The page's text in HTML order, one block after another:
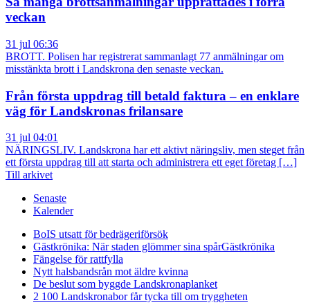
veckan
31 jul 06:36
BROTT. Polisen har registrerat sammanlagt 77 anmälningar om
misstänkta brott i Landskrona den senaste veckan.
Från första uppdrag till betald faktura – en enklare
väg för Landskronas frilansare
31 jul 04:01
NÄRINGSLIV. Landskrona har ett aktivt näringsliv, men steget från
ett första uppdrag till att starta och administrera ett eget företag […]
Till arkivet
Senaste
Kalender
BoIS utsatt för bedrägeriförsök
Gästkrönika: När staden glömmer sina spårGästkrönika
Fängelse för rattfylla
Nytt halsbandsrån mot äldre kvinna
De beslut som byggde Landskronaplanket
2 100 Landskronabor får tycka till om tryggheten